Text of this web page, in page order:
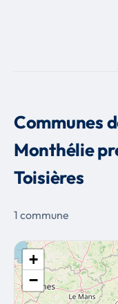
Communes
Monthélie
Toisières
1 commune
+
−